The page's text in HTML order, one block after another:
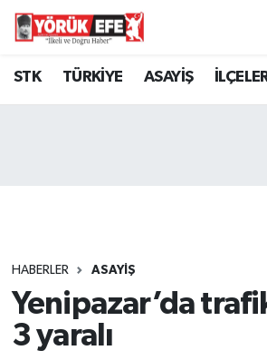
STK TÜRKİYE ASAYİŞ
HABERLER ASAYİŞ
Yenipazar’da
3 yaralı
Aydın Nöbetçi Eczaneler
Tüm Manşetler
Son Dakika Haberleri